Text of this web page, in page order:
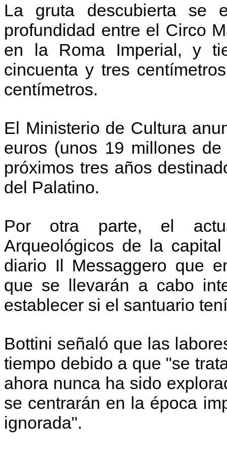
La gruta descubierta se
profundidad entre el Circo
en la Roma Imperial, y
cincuenta y tres
centímetros.
El Ministerio de Cultura
euros (unos 19 millones
próximos tres años
del Palatino.
Por otra parte, el
Arqueológicos de la
diario Il Messaggero que
que se llevarán a cabo
establecer si el santuario
Bottini señaló que las
tiempo debido a que "se
ahora nunca ha sido
se centrarán en la época
ignorada".